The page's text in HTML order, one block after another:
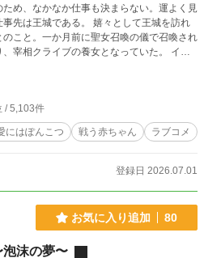
め、なかなか仕事も決まらない。運よく見
先は王城である。 嬉々として王城を訪れ
こと。一か月前に聖女召喚の儀で召喚され
宰相クライブの養女となっていた。 イリ
クライブと（契約）結婚をしたが、結婚し
めてきて――。 娘の聖女マリアンヌを立
る契約母イリヤと、そんな彼女が気になっ
れている（契約）結婚、そして聖女マリア
/ 5,103件
にはぽんこつ 戦う赤ちゃん ラブコメ
登録日 2026.07.01
お気に入り追加 80
泡沫の夢〜